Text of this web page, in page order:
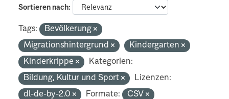
Sortieren nach
Tags:
Bevölkerung
Migrationshintergrund
Kindergarten
Kinderkrippe
Kategorien:
Bildung, Kultur und Sport
Lizenzen:
dl-de-by-2.0
Formate: CSV